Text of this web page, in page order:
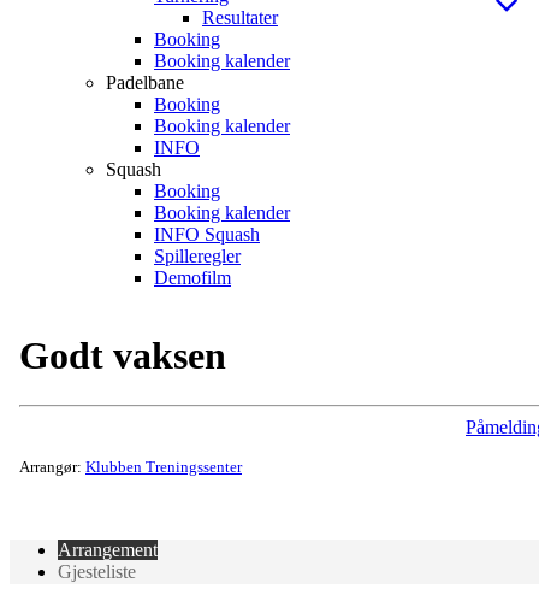
Resultater
Booking
Booking kalender
Padelbane
Booking
Booking kalender
INFO
Squash
Booking
Booking kalender
INFO Squash
Spilleregler
Demofilm
Godt vaksen
Arrangør: Klubben Treningssenter
Arrangement
Gjesteliste